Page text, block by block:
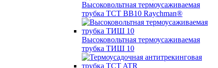
Высоковольтная термоусаживаемая
трубка TCT BB10 Raychman®
Высоковольтная термоусаживаемая
трубка ТИШ 10